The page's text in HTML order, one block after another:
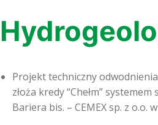
Projekt techniczny
złoża kredy “Chełm”
Bariera bis. – CEMEX sp. z o.o.